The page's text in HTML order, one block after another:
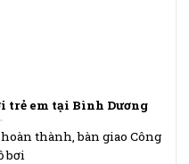
trẻ em tại Bình Dương
thành, bàn giao Công
bơi